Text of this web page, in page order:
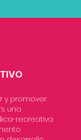
y promover
una
recreativa